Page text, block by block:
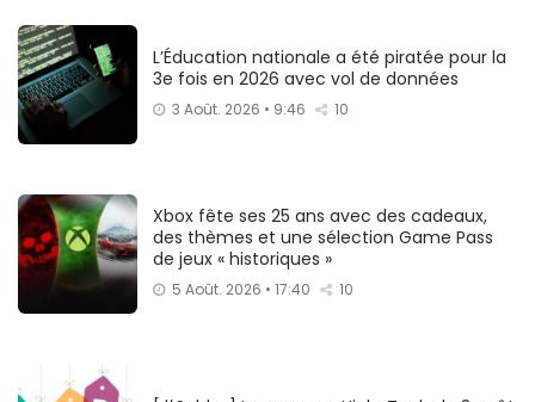
L’Éducation nationale a été piratée pour la
3e fois en 2026 avec vol de données
3 Août. 2026 • 9:46 10
Xbox fête ses 25 ans avec des cadeaux,
des thèmes et une sélection Game Pass
de jeux « historiques »
5 Août. 2026 • 17:40 10